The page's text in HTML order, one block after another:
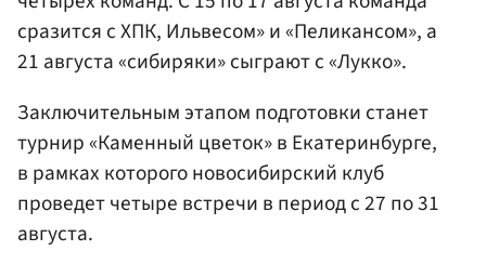
сразится с ХПК, Ильвесом» и «Пеликансом», а
21 августа «сибиряки» сыграют с «Лукко».
Заключительным этапом подготовки станет
турнир «Каменный цветок» в Екатеринбурге,
в рамках которого новосибирский клуб
проведет четыре встречи в период с 27 по 31
августа.